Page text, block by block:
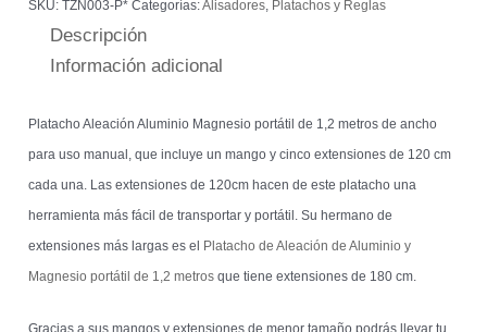
SKU:TZN003-P* Categorías:Alisadores, Platachos y Reglas
Descripción
Información adicional
Platacho Aleación Aluminio Magnesio portátil de 1,2 metros de ancho
para uso manual, que incluye un mango y cinco extensiones de 120 cm
cada una. Las extensiones de 120cm hacen de este platacho una
herramienta más fácil de transportar y portátil. Su hermano de
extensiones más largas es el
Platacho de Aleación de Aluminio y
Magnesio portátil de 1,2 metros que tiene extensiones de 180 cm.
Gracias a sus mangos y extensiones de menor tamaño podrás llevar tu